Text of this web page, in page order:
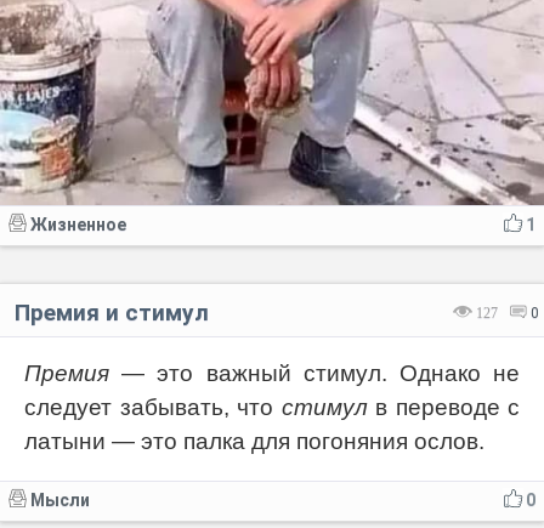
1
Жизненное
127 0
Премия и стимул
Премия — это важный стимул. Однако не
следует забывать, что стимулв переводе с
латыни — это палка для погоняния ослов.
0
Мысли